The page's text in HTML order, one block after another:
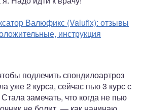
Валюфикс (Valufix): отзывы
инструкция
подлечить спондилоартроз
уже 2 курса, сейчас пью 3 курс с
замечать, что когда не пью